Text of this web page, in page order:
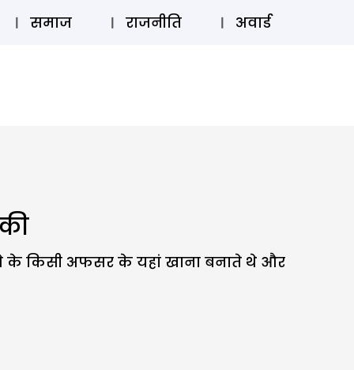
लॉग इन ⚲ SUBSCRIBE
समाज राजनीति अवार्ड
किसी अफसर के यहां खाना बनाते थे और